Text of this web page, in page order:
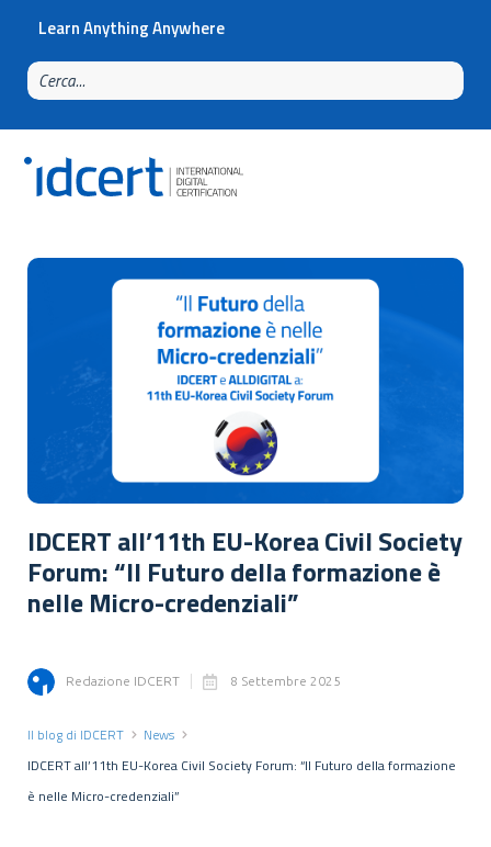
Learn Anything Anywhere
IDCERT all’11th EU-Korea Civil Society
Forum: “Il Futuro della formazione è
nelle Micro-credenziali”
Redazione IDCERT 8 Settembre 2025
Il blog di IDCERT
News
IDCERT all’11th EU-Korea Civil Society Forum: “Il Futuro della formazione
è nelle Micro-credenziali”